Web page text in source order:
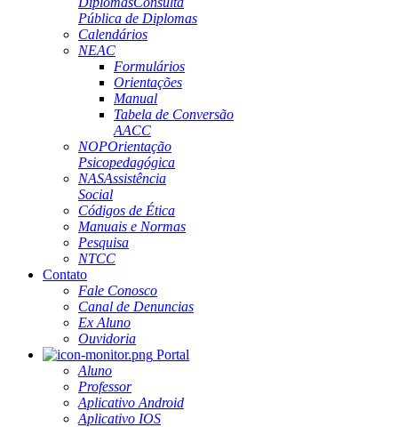
Pública de Diplomas
Calendários
NEAC
Formulários
Orientações
Manual
Tabela de Conversão
AACC
NOPOrientação
Psicopedagógica
NASAssistência
Social
Códigos de Ética
Manuais e Normas
Pesquisa
NTCC
Contato
Fale Conosco
Canal de Denuncias
Ex Aluno
Ouvidoria
Portal
Aluno
Professor
Aplicativo Android
Aplicativo IOS